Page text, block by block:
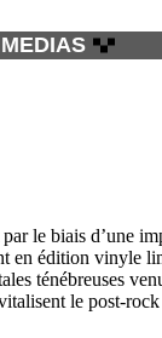
MEDIAS
le biais d’une
en édition vinyle
ténébreuses
le post-